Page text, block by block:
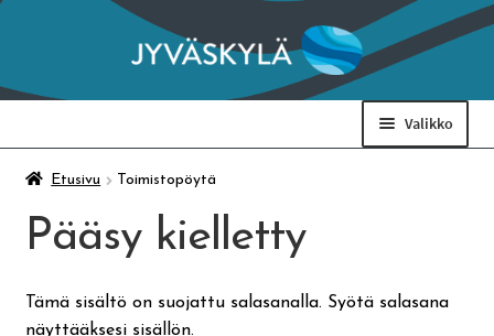
Siirry
navigointiin
Siirry
sisältöön
Valikko
Taidemuseo & Ratamo
Suomen käsityön museo
Skeittihalli
Etusivu Toimistopöytä
Pääsy kielletty
Tämä sisältö on suojattu salasanalla. Syötä salasana
näyttääksesi sisällön.